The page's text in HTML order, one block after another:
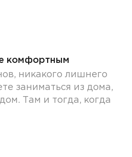
комфортным
никакого лишнего
заниматься из дома,
Там и тогда, когда